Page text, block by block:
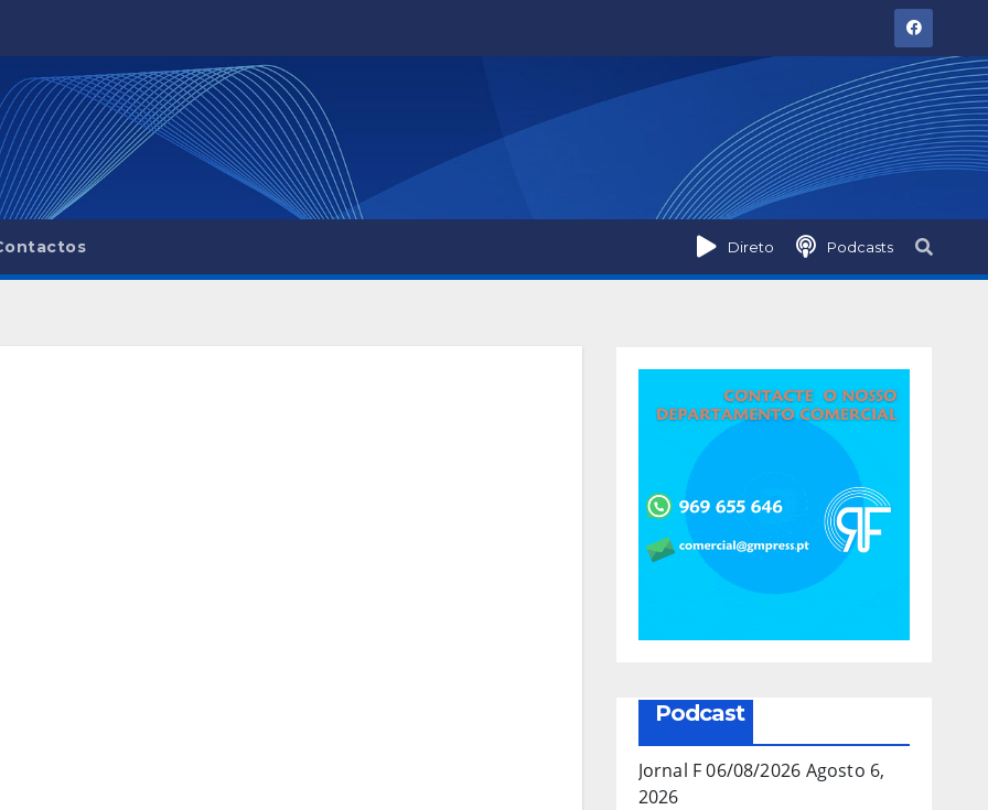
Direto Podcasts
Podcast
Jornal F 06/08/2026 Agosto 6,
2026